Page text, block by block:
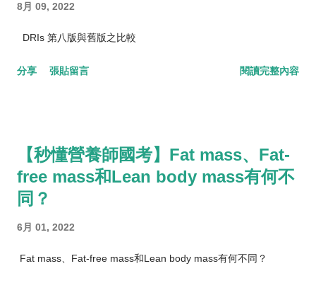
8月 09, 2022
DRIs 第八版與舊版之比較
分享 張貼留言 閱讀完整內容
【秒懂營養師國考】Fat mass、Fat-
free mass和Lean body mass有何不
同？
6月 01, 2022
Fat mass、Fat-free mass和Lean body mass有何不同？